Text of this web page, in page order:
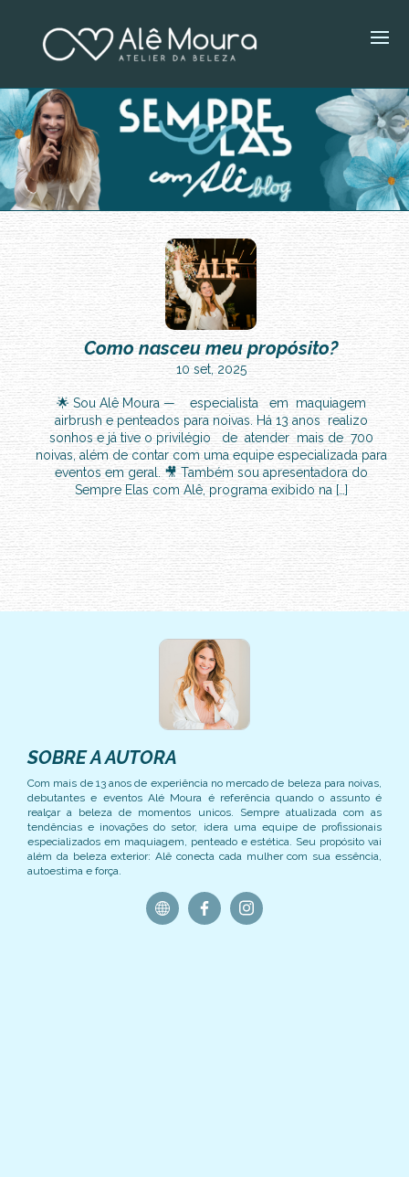
Como nasceu meu propósito?
10 set, 2025
🌟 Sou Alê Moura — especialista em maquiagem
airbrush e penteados para noivas. Há 13 anos realizo
sonhos e já tive o privilégio de atender mais de 700
noivas, além de contar com uma equipe especializada para
eventos em geral. 🎥 Também sou apresentadora do
Sempre Elas com Alê, programa exibido na […]
SOBRE A AUTORA
Com mais de 13 anos de experiência no mercado de beleza para noivas,
debutantes e eventos Alé Moura é referência quando o assunto é
realçar a beleza de momentos unicos. Sempre atualizada com as
tendências e inovações do setor, idera uma equipe de profissionais
especializados em maquiagem, penteado e estética. Seu propósito vai
além da beleza exterior: Alê conecta cada mulher com sua essência,
autoestima e força.